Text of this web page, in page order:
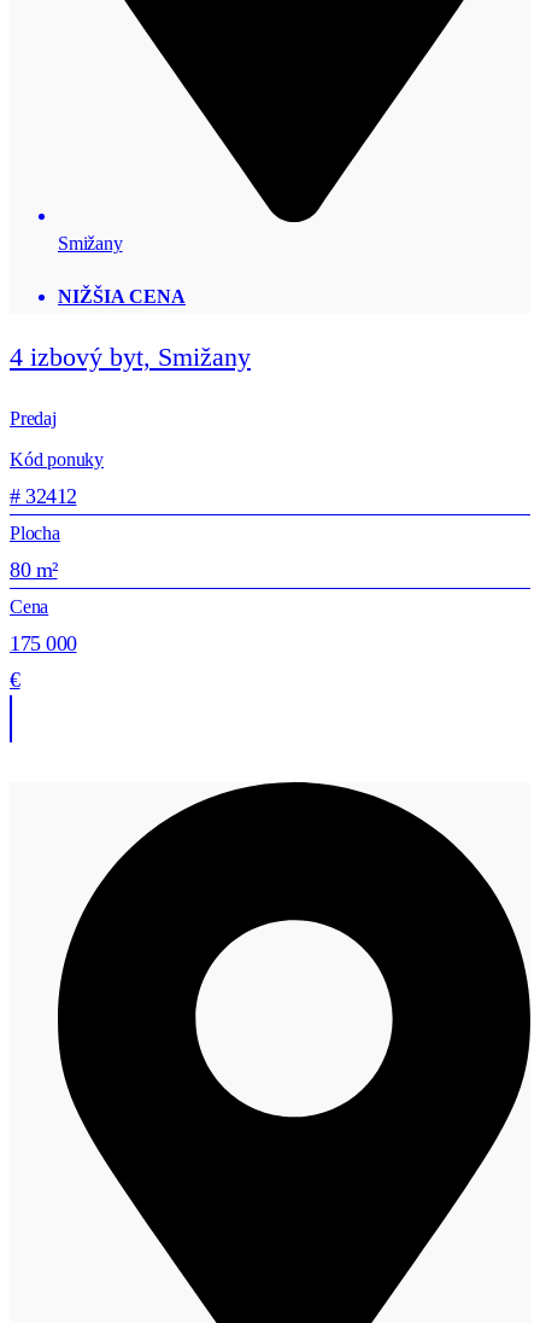
Smižany
NIŽŠIA CENA
4 izbový byt, Smižany
Predaj
Kód ponuky
# 32412
Plocha
80 m²
Cena
175 000
€